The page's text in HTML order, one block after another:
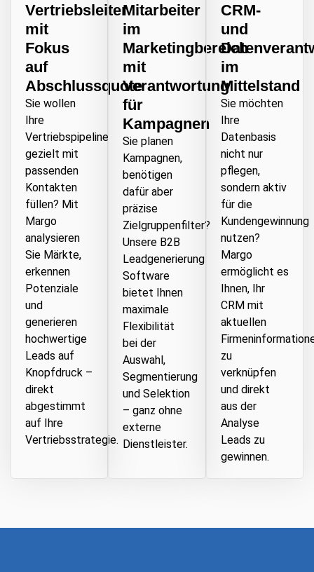
Vertriebsleiter
mit
Fokus
auf
Abschlussquote
Sie wollen
Ihre
Vertriebspipeline
gezielt mit
passenden
Kontakten
füllen? Mit
Margo
analysieren
Sie Märkte,
erkennen
Potenziale
und
generieren
hochwertige
Leads auf
Knopfdruck –
direkt
abgestimmt
auf Ihre
Vertriebsstrategie.
Mitarbeiter
im
Marketingbereich
mit
Verantwortung
für
Kampagnen
Sie planen
Kampagnen,
benötigen
dafür aber
präzise
Zielgruppenfilter?
Unsere B2B
Leadgenerierung
Software
bietet Ihnen
maximale
Flexibilität
bei der
Auswahl,
Segmentierung
und Selektion
– ganz ohne
externe
Dienstleister.
CRM-
und
im
Mittelstand
Sie möchten
Ihre
Datenbasis
nicht nur
pflegen,
sondern aktiv
für die
Kundengewinnung
nutzen?
Margo
ermöglicht es
Ihnen, Ihr
CRM mit
aktuellen
zu
verknüpfen
und direkt
aus der
Analyse
Leads zu
gewinnen.